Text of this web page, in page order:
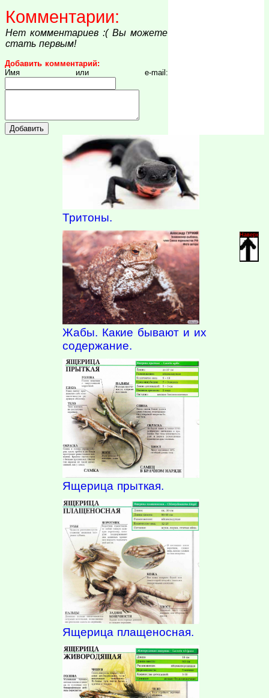
Комментарии:
Нет комментариев :( Вы можете
стать первым!
Добавить комментарий:
Имя или e-mail:
Тритоны.
Жабы. Какие бывают и их
содержание.
Ящерица прыткая.
Ящерица плащеносная.
Наверх